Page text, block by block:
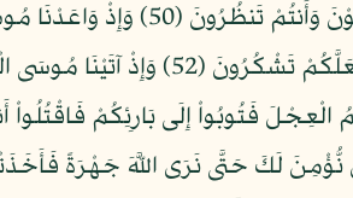
فَرَقْنَا بِكُمُ الْبَحْرَ فَأَنجَيْنَاكُمْ
فَتُوبُواْ إِلَى بَارِئِكُمْ